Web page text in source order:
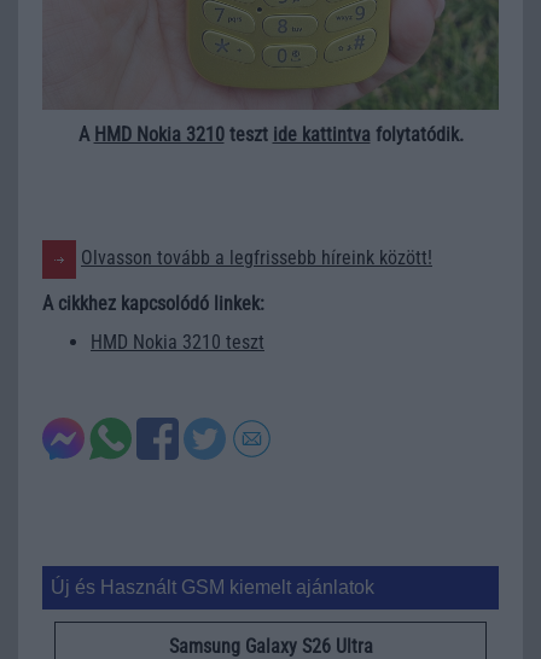
A HMD Nokia 3210teszt ide kattintvafolytatódik.
Olvasson tovább a legfrissebb híreink között!
A cikkhez kapcsolódó linkek:
HMD Nokia 3210 teszt
Új és Használt GSM kiemelt ajánlatok
Samsung Galaxy S26 Ultra